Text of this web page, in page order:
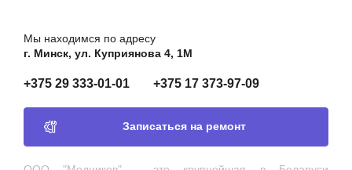
Мы находимся по адресу
г. Минск, ул. Куприянова 4, 1М
+375 29 333-01-01 +375 17 373-97-09
Записаться на ремонт